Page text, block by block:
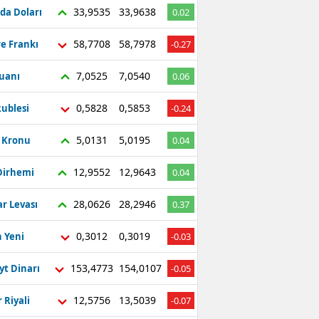
Doları 33,9535 33,9638 0.02
Frankı 58,7708 58,7978 -0.27
7,0525 7,0540 0.06
0,5828 0,5853 -0.24
Kronu 5,0131 5,0195 0.04
12,9552 12,9643 0.04
Levası 28,0626 28,2946 0.37
Yeni 0,3012 0,3019 -0.03
Dinarı 153,4773 154,0107 -0.05
Riyali 12,5756 13,5039 -0.07